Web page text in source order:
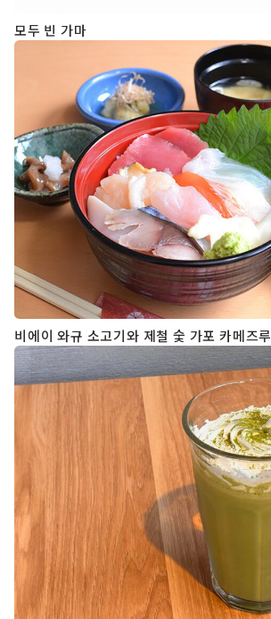
모두 빈 가마
비에이 와규 소고기와 제철 숯 가포 카메즈루